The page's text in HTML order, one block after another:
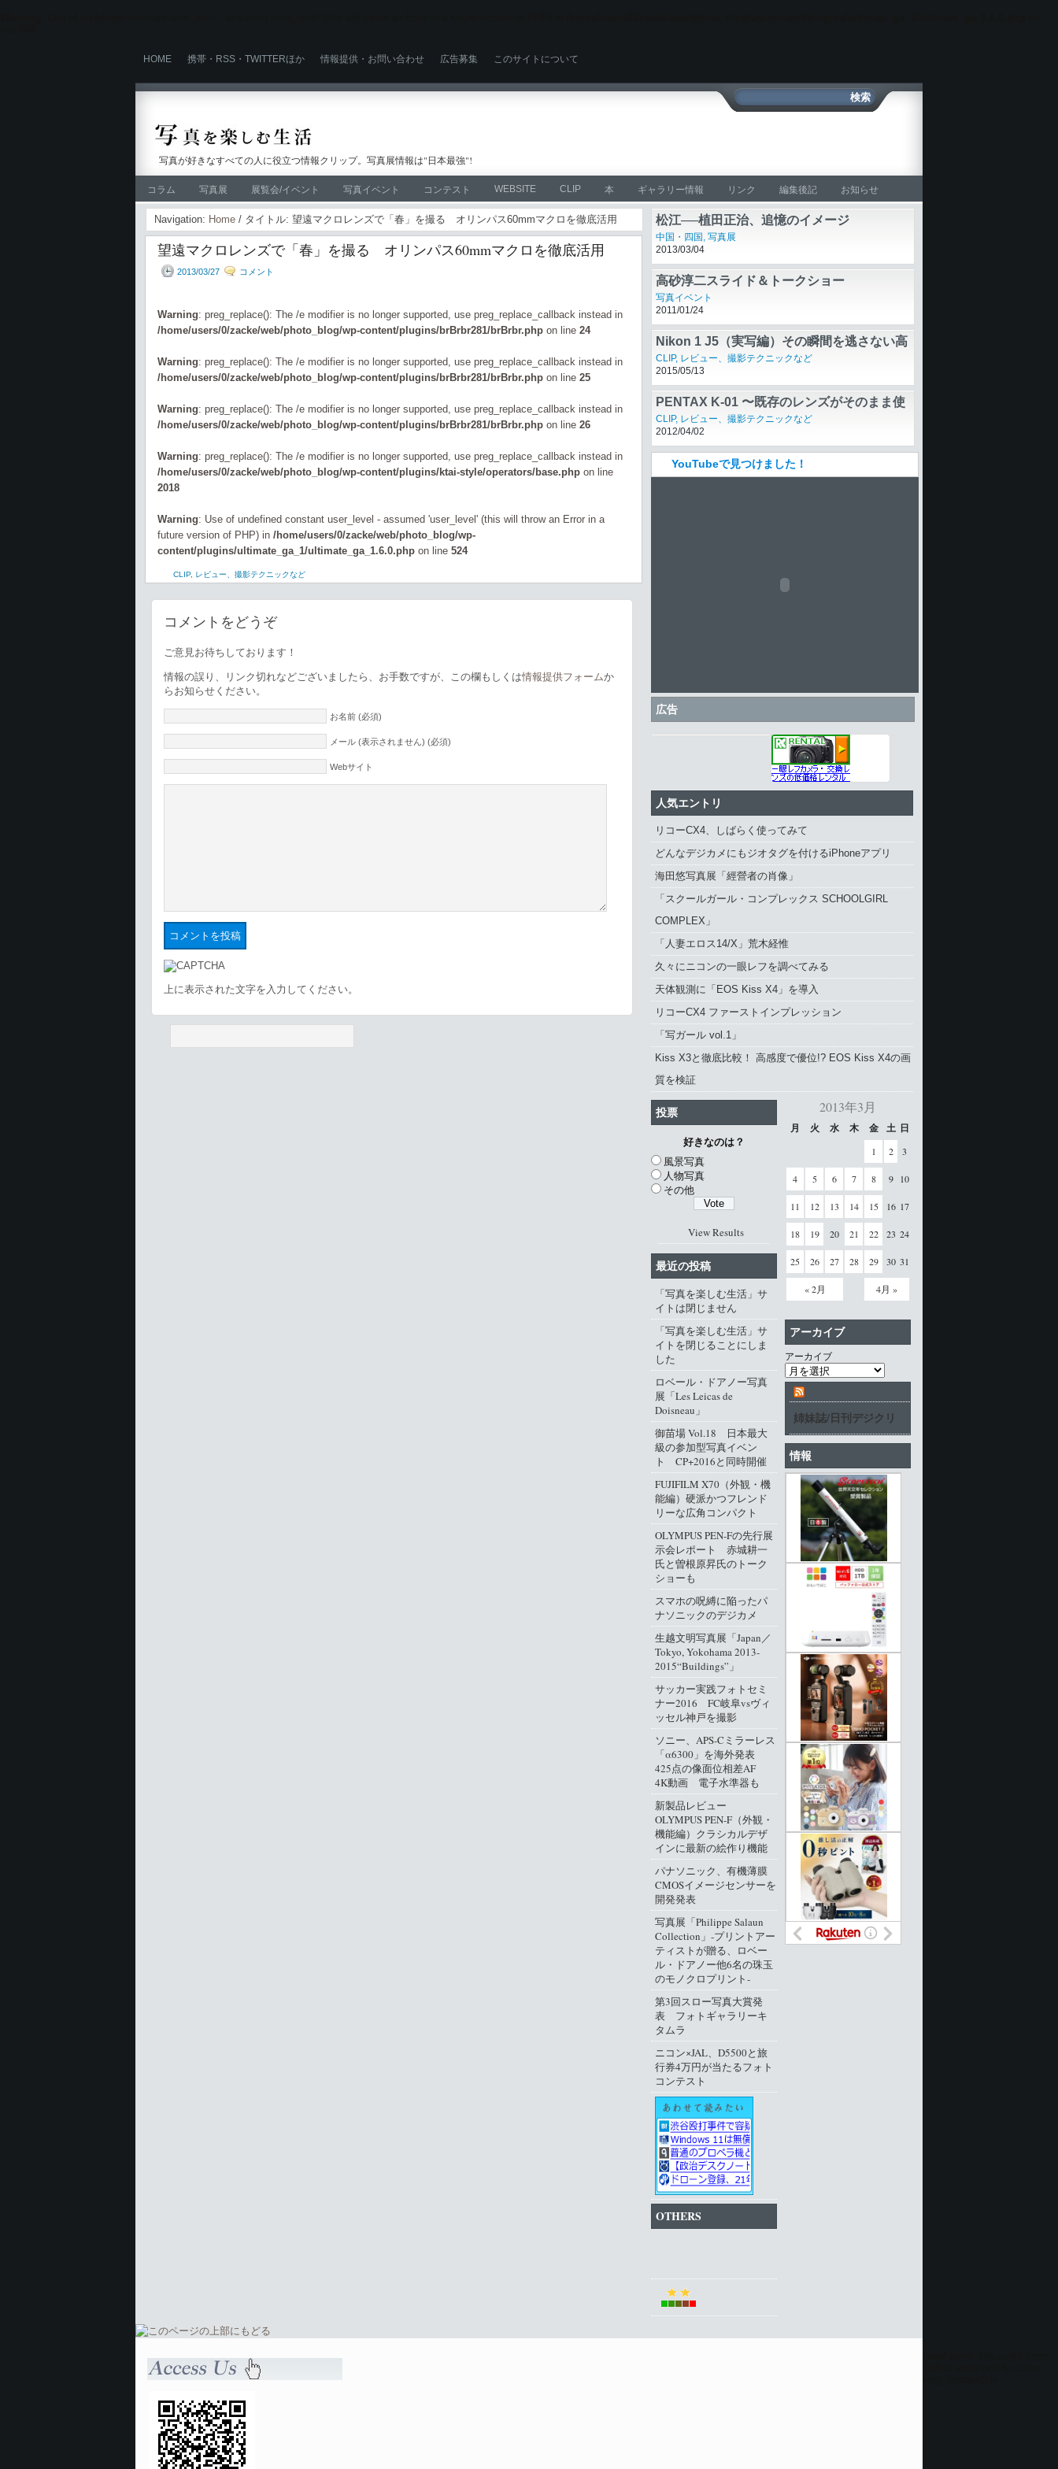
HOME 携帯・RSS・TWITTERほか 情報提供・お問い合わせ 広告募集 このサイトについて
写真が好きなすべての人に役立つ情報クリップ。写真展情報は"日本最強"!
コラム 写真展 展覧会/イベント 写真イベント コンテスト WEBSITE CLIP 本 ギャラリー情報 リンク 編集後記 お知らせ
Navigation: Home / タイトル: 望遠マクロレンズで「春」を撮る オリンパス60mmマクロを徹底活用
望遠マクロレンズで「春」を撮る オリンパス60mmマクロを徹底活用
2013/03/27 コメント
Warning: preg_replace(): The /e modifier is no longer supported, use preg_replace_callback instead in
/home/users/0/zacke/web/photo_blog/wp-content/plugins/brBrbr281/brBrbr.php on line 24
Warning: preg_replace(): The /e modifier is no longer supported, use preg_replace_callback instead in
/home/users/0/zacke/web/photo_blog/wp-content/plugins/brBrbr281/brBrbr.php on line 25
Warning: preg_replace(): The /e modifier is no longer supported, use preg_replace_callback instead in
/home/users/0/zacke/web/photo_blog/wp-content/plugins/brBrbr281/brBrbr.php on line 26
Warning: preg_replace(): The /e modifier is no longer supported, use preg_replace_callback instead in
/home/users/0/zacke/web/photo_blog/wp-content/plugins/ktai-style/operators/base.php on line
2018
Warning: Use of undefined constant user_level - assumed 'user_level' (this will throw an Error in a
future version of PHP) in /home/users/0/zacke/web/photo_blog/wp-
content/plugins/ultimate_ga_1/ultimate_ga_1.6.0.php on line 524
CLIP, レビュー、撮影テクニックなど
コメントをどうぞ
ご意見お待ちしております！
情報の誤り、リンク切れなどございましたら、お手数ですが、この欄もしくは情報提供フォームか
らお知らせください。
お名前 (必須)
メール (表示されません) (必須)
Webサイト
上に表示された文字を入力してください。
松江──植田正治、追憶のイメージ
中国・四国 , 写真展
2013/03/04
高砂淳二スライド＆トークショー
写真イベント
2011/01/24
Nikon 1 J5（実写編）その瞬間を逃さない高
速連写と4K動画
CLIP, レビュー、撮影テクニックなど
2015/05/13
PENTAX K-01 〜既存のレンズがそのまま使
える、ユニークなノンレフレックス
CLIP, レビュー、撮影テクニックなど
2012/04/02
YouTubeで見つけました！
広告
人気エントリ
リコーCX4、しばらく使ってみて
どんなデジカメにもジオタグを付けるiPhoneアプリ
海田悠写真展「經營者の肖像」
「スクールガール・コンプレックス SCHOOLGIRL
COMPLEX」
「人妻エロス14/X」荒木経惟
久々にニコンの一眼レフを調べてみる
天体観測に「EOS Kiss X4」を導入
リコーCX4 ファーストインプレッション
「写ガール vol.1」
Kiss X3と徹底比較！ 高感度で優位!? EOS Kiss X4の画
質を検証
2013年3月
月 火 水 木 金 土 日
« 2月 4月 »
1 2 3
4 5 6 7 8 9 10
11 12 13 14 15 16 17
18 19 20 21 22 23 24
25 26 27 28 29 30 31
アーカイブ
アーカイブ
姉妹誌/日刊デジクリ
情報
投票
好きなのは？
風景写真
人物写真
その他
View Results
最近の投稿
「写真を楽しむ生活」サ
イトは閉じません
「写真を楽しむ生活」サ
イトを閉じることにしま
した
ロベール・ドアノー写真
展「Les Leicas de
Doisneau」
御苗場 Vol.18 日本最大
級の参加型写真イベン
ト CP+2016と同時開催
FUJIFILM X70（外観・機
能編）硬派かつフレンド
リーな広角コンパクト
OLYMPUS PEN-Fの先行展
示会レポート 赤城耕一
氏と曽根原昇氏のトーク
ショーも
スマホの呪縛に陥ったパ
ナソニックのデジカメ
生越文明写真展「Japan／
Tokyo, Yokohama 2013-
2015“Buildings”」
サッカー実践フォトセミ
ナー2016 FC岐阜vsヴィ
ッセル神戸を撮影
ソニー、APS-Cミラーレス
「α6300」を海外発表
425点の像面位相差AF
4K動画 電子水準器も
新製品レビュー
OLYMPUS PEN-F（外観・
機能編）クラシカルデザ
インに最新の絵作り機能
パナソニック、有機薄膜
CMOSイメージセンサーを
開発発表
写真展「Philippe Salaun
Collection」‐プリントアー
ティストが贈る、ロベー
ル・ドアノー他6名の珠玉
のモノクロプリント‐
第3回スロー写真大賞発
表 フォトギャラリーキ
タムラ
ニコン×JAL、D5500と旅
行券4万円が当たるフォト
コンテスト
OTHERS